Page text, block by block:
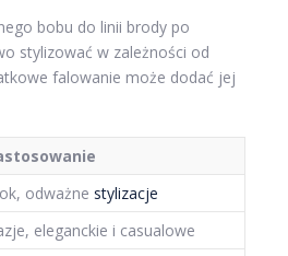
bobu do linii brody po
stylizować w zależności od
falowanie może dodać jej
odważne stylizacje
eleganckie i casualowe